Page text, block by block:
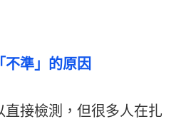
不準」的原因
接檢測，但很多人在扎